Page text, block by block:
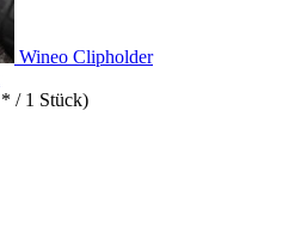
Wineo Clipholder
/ 1 Stück)